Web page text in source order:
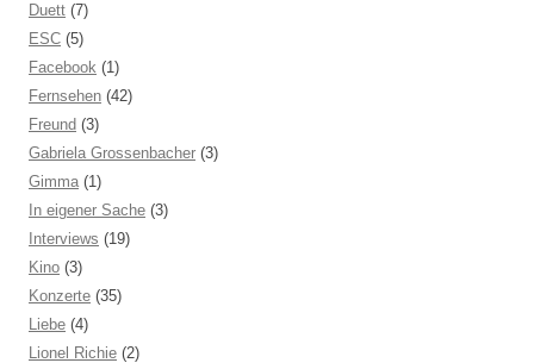
Duett (7)
ESC (5)
Facebook (1)
Fernsehen (42)
Freund (3)
Gabriela Grossenbacher (3)
Gimma (1)
In eigener Sache (3)
Interviews (19)
Kino (3)
Konzerte (35)
Liebe (4)
Lionel Richie (2)